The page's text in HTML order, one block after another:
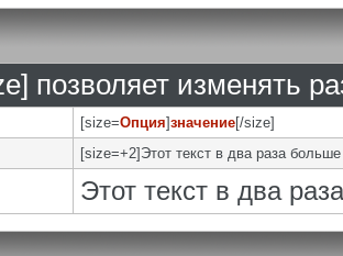
позволяет изменять
[size=Опция]значение[/size]
[size=+2]Этот текст в два раза
Этот текст в два